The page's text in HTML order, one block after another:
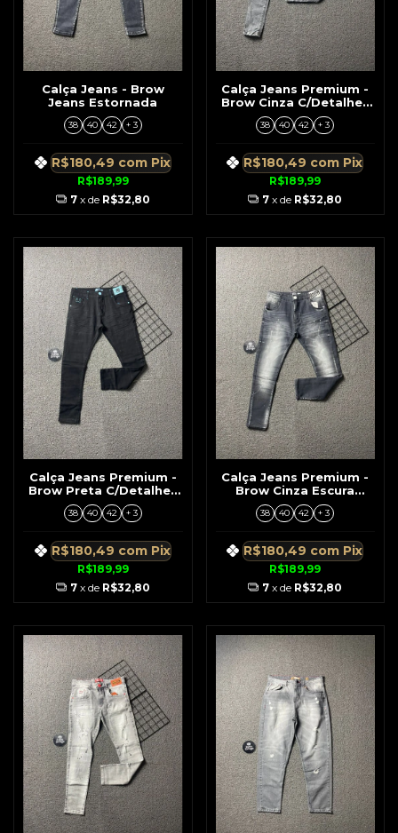
Calça Jeans - Brow
Jeans Estornada
38 40 42 + 3
R$189,99
R$180,49 com Pix
7 x de R$32,80
Calça Jeans Premium -
Brow Cinza C/Detalhes
Laranja
38 40 42 + 3
R$189,99
R$180,49 com Pix
7 x de R$32,80
Calça Jeans Premium -
Brow Preta C/Detalhes
Azul
38 40 42 + 3
R$189,99
R$180,49 com Pix
7 x de R$32,80
Calça Jeans Premium -
Brow Cinza Escura
C/Detahes Branco
38 40 42 + 3
R$189,99
R$180,49 com Pix
7 x de R$32,80